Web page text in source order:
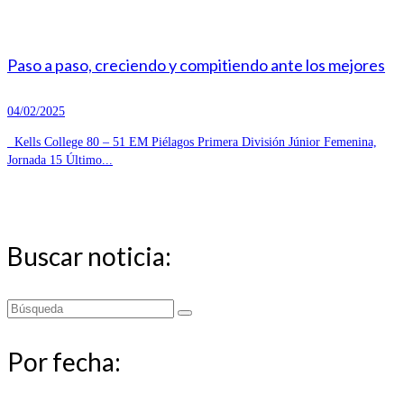
Paso a paso, creciendo y compitiendo ante los mejores
04/02/2025
Kells College 80 – 51 EM Piélagos Primera División Júnior Femenina,
Jornada 15 Último...
Buscar noticia:
Buscar
Por fecha: